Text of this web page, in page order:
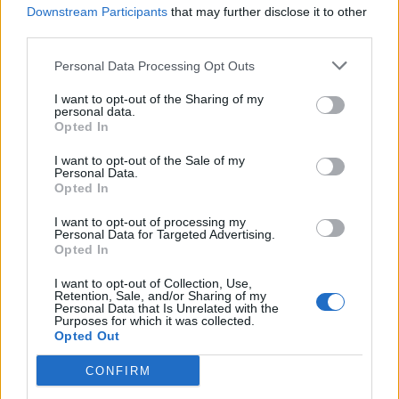
Downstream Participants that may further disclose it to other
Personal Data Processing Opt Outs
I want to opt-out of the Sharing of my
personal data.
Opted In
I want to opt-out of the Sale of my
Personal Data.
Opted In
I want to opt-out of processing my
Personal Data for Targeted Advertising.
Opted In
I want to opt-out of Collection, Use,
Retention, Sale, and/or Sharing of my
Personal Data that Is Unrelated with the
Purposes for which it was collected.
Opted Out
CONFIRM
Русия започна да внася петролни
продукти от Южна Корея.